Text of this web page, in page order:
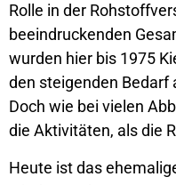
Rolle in der
beeindruckenden
wurden hier bis 1975
den steigenden Bedarf
Doch wie bei vielen
die Aktivitäten, als die
Heute ist das